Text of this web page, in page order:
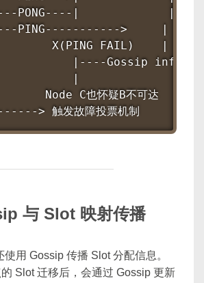
PONG----|             |
PING----------->     |
X(PING FAIL)    |
|----Gossip
|
Node C也怀疑B不可达
> 触发故障投票机制        |
与 Slot 映射传播
用 Gossip 传播 Slot 分配信息。
Slot 迁移后，会通过 Gossip 更新